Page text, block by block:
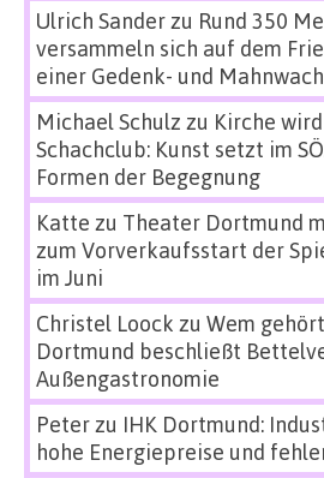
Ulrich Sanderzu Rund 350
versammeln sich auf dem
einer Gedenk- und
Michael Schulz zu Kirche
Schachclub: Kunst setzt im
Formen der Begegnung
Katte zu Theater Dortmund
zum Vorverkaufsstart der
im Juni
Christel Loock zu Wem
Dortmund beschließt
Außengastronomie
Peterzu IHK Dortmund:
hohe Energiepreise und